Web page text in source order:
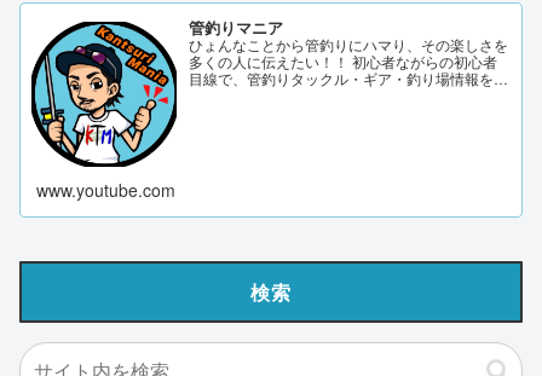
管釣りマニア
ひょんなことから管釣りにハマり、その楽しさを
多くの人に伝えたい！！ 初心者ながらの初心者
目線で、管釣りタックル・ギア・釣り場情報を発
www.youtube.com
検索